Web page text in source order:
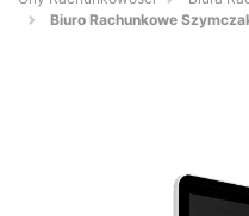
Biuro Rachunkowe